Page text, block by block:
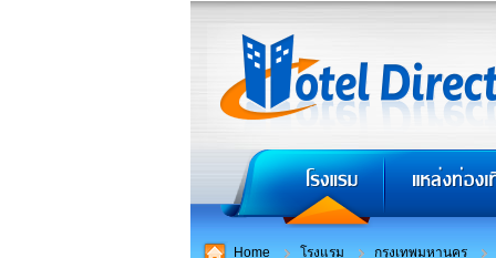
Home โรงแรม กรุงเทพมหานคร